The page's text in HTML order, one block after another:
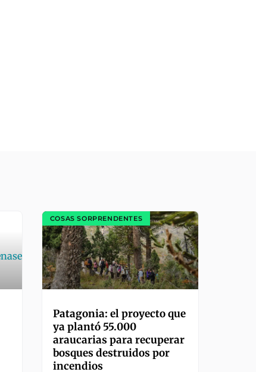
COSAS SORPRENDENTES
Patagonia: el proyecto que
ya plantó 55.000
araucarias para recuperar
bosques destruidos por
incendios